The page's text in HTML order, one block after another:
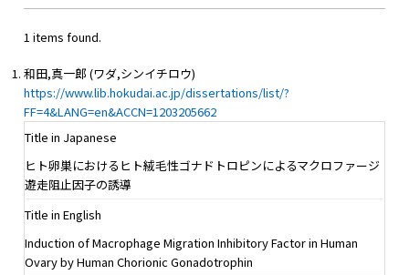
1 items found.
和田,真一郎 (ワダ,シンイチロウ)
https://www.lib.hokudai.ac.jp/dissertations/list/?
FF=4&LANG=en&ACCN=1203205662
Title in Japanese
ヒト卵巣におけるヒト絨毛性ゴナドトロピンによるマクロファージ
遊走阻止因子の誘導
Title in English
Induction of Macrophage Migration Inhibitory Factor in Human
Ovary by Human Chorionic Gonadotrophin